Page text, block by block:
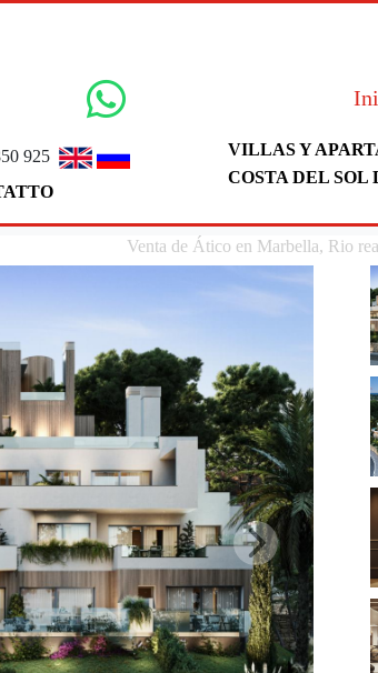
925
VILLAS Y
COSTA DEL SOL
Venta de Ático en Marbella, Rio